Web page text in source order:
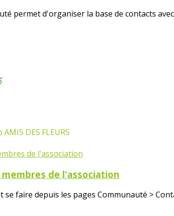
permet d'organiser la base de contacts
DES FLEURS
de l'association
faire depuis les pages Communauté >